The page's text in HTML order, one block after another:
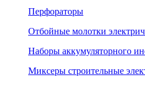
Перфораторы
Отбойные молотки
Наборы аккумуляторного
Миксеры строительные